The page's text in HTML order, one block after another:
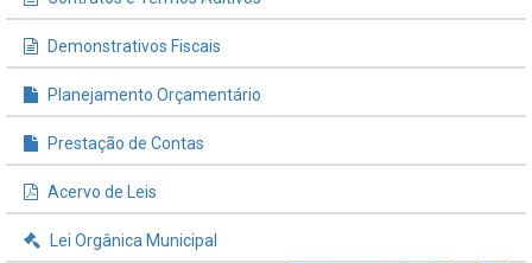
Demonstrativos Fiscais
Planejamento Orçamentário
Prestação de Contas
Acervo de Leis
Lei Orgânica Municipal